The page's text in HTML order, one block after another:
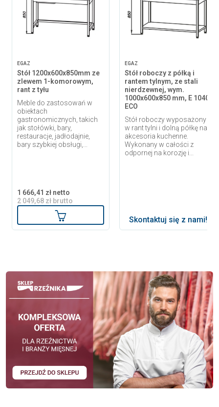
EGAZ
Stół 1200x600x850mm ze
zlewem 1-komorowym,
rant z tyłu
Meble do zastosowań w
obiektach
gastronomicznych, takich
jak stołówki, bary,
restauracje, jadłodajnie,
bary szybkiej obsługi,...
1 666,41 zł netto
2 049,68 zł brutto
Dodaj do koszyka
EGAZ
Stół roboczy z półką i
rantem tylnym, ze stali
nierdzewnej, wym.
1000x600x850 mm, E 1040
ECO
Stół roboczy wyposażony
w rant tylni i dolną półkę na
akcesoria kuchenne.
Wykonany w całości z
odpornej na korozję i...
Skontaktuj się z nami!